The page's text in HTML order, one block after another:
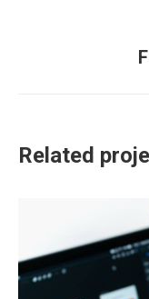
Related